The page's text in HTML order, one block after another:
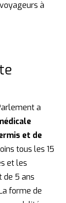
à
a
et de
tous les 15
et les
de 5 ans
forme de